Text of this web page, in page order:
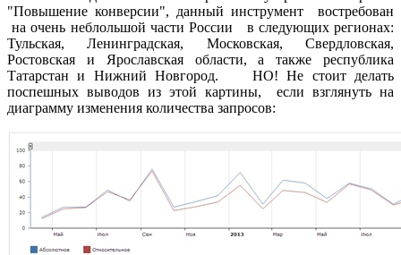
"Повышение конверсии", данный инструмент востребован
на очень неблольшой части России в следующих регионах:
Тульская, Ленинградская, Московская, Свердловская,
Ростовская и Ярославская области, а также республика
Татарстан и Нижний Новгород. НО! Не стоит делать
поспешных выводов из этой картины, если взглянуть на
диаграмму изменения количества запросов: